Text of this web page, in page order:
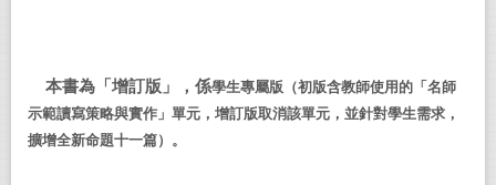
本書為「增訂版」，係學生專屬版 （初版含教師使用的 「名師
示範讀寫策略與實作」單元，增訂版取消該單元，並針對學生需求，
擴增全新命題十一篇）。